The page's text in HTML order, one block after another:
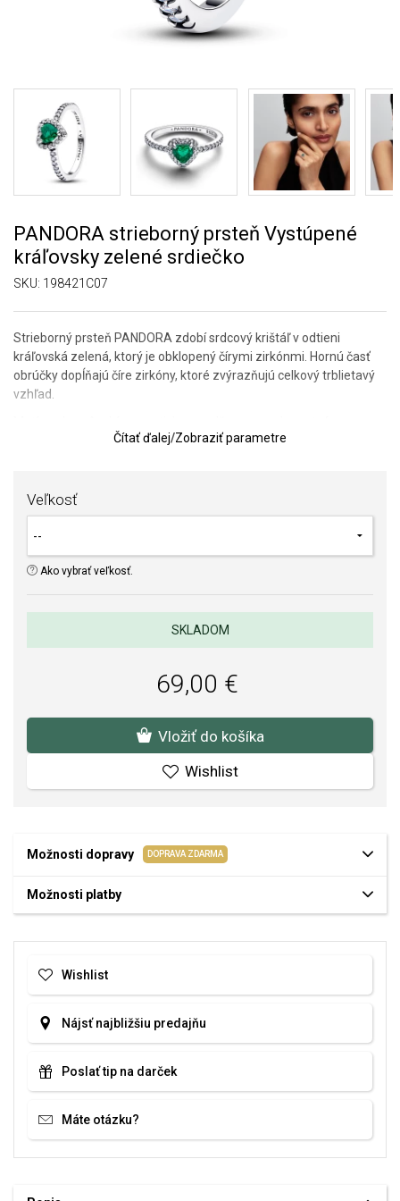
PANDORA strieborný prsteň Vystúpené
kráľovsky zelené srdiečko
SKU: 198421C07
Strieborný prsteň PANDORA zdobí srdcový krištáľ v odtieni
kráľovská zelená, ktorý je obklopený čírymi zirkónmi. Hornú časť
obrúčky dopĺňajú číre zirkóny, ktoré zvýrazňujú celkový trblietavý
vzhľad.
dôrazom na žiarivý detail. Zelený odtieň symbolizuje nádej,
Váha: 2 g (uvádzaná je priemerná váha; presná váha záleží od
TIP:
v kompletnom značkovom balení.
Čítať ďalej/Zobraziť parametre
Veľkosť
Ako vybrať veľkosť.
SKLADOM
69,00 €
Vložiť do košíka
Wishlist
Možnosti dopravy DOPRAVA ZDARMA
Možnosti platby
Wishlist
Nájsť najbližšiu predajňu
Poslať tip na darček
Máte otázku?